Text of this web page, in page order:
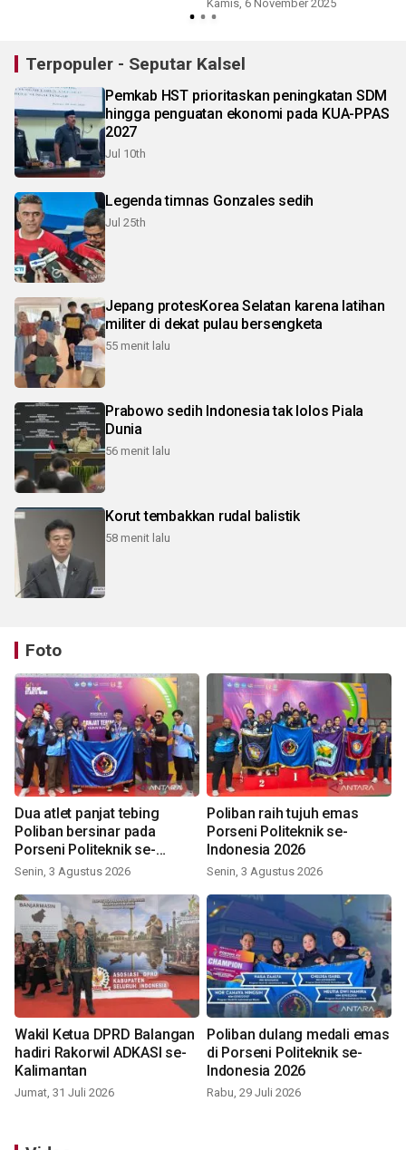
Kamis, 6 November 2025
Terpopuler - Seputar Kalsel
Pemkab HST prioritaskan peningkatan SDM
hingga penguatan ekonomi pada KUA-PPAS
2027
Jul 10th
Legenda timnas Gonzales sedih
Jul 25th
Jepang protesKorea Selatan karena latihan
militer di dekat pulau bersengketa
55 menit lalu
Prabowo sedih Indonesia tak lolos Piala
Dunia
56 menit lalu
Korut tembakkan rudal balistik
58 menit lalu
Foto
Dua atlet panjat tebing
Poliban bersinar pada
Porseni Politeknik se-
Indonesia 2026
Senin, 3 Agustus 2026
Poliban raih tujuh emas
Porseni Politeknik se-
Indonesia 2026
Senin, 3 Agustus 2026
Wakil Ketua DPRD Balangan
hadiri Rakorwil ADKASI se-
Kalimantan
Jumat, 31 Juli 2026
Poliban dulang medali emas
di Porseni Politeknik se-
Indonesia 2026
Rabu, 29 Juli 2026